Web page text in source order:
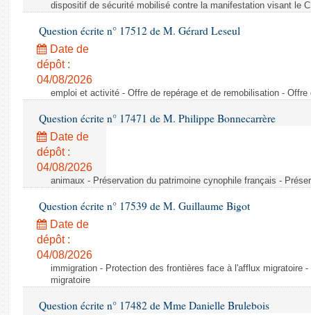
dispositif de sécurité mobilisé contre la manifestation visant le
Question écrite n° 17512 de M. Gérard Leseul
Date de
dépôt :
04/08/2026
emploi et activité - Offre de repérage et de remobilisation -
Question écrite n° 17471 de M. Philippe Bonnecarrère
Date de
dépôt :
04/08/2026
animaux - Préservation du patrimoine cynophile français -
Question écrite n° 17539 de M. Guillaume Bigot
Date de
dépôt :
04/08/2026
immigration - Protection des frontières face à l'afflux migratoire
migratoire
Question écrite n° 17482 de Mme Danielle Brulebois